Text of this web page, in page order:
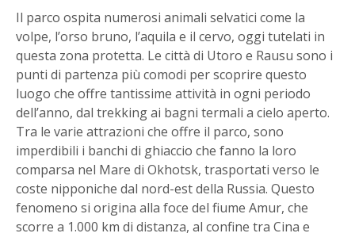
Il parco ospita numerosi animali selvatici come la
volpe, l’orso bruno, l’aquila e il cervo, oggi tutelati in
questa zona protetta. Le città di Utoro e Rausu sono i
punti di partenza più comodi per scoprire questo
luogo che offre tantissime attività in ogni periodo
dell’anno, dal trekking ai bagni termali a cielo aperto.
Tra le varie attrazioni che offre il parco, sono
imperdibili i banchi di ghiaccio che fanno la loro
comparsa nel Mare di Okhotsk, trasportati verso le
coste nipponiche dal nord-est della Russia. Questo
fenomeno si origina alla foce del fiume Amur, che
scorre a 1.000 km di distanza, al confine tra Cina e